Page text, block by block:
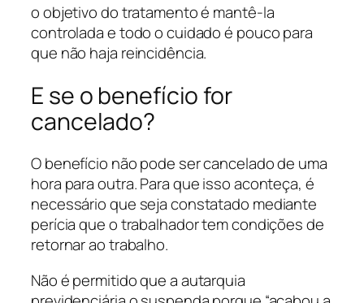
o objetivo do tratamento é mantê-la
controlada e todo o cuidado é pouco para
que não haja reincidência.
E se o benefício for
cancelado?
O benefício não pode ser cancelado de uma
hora para outra. Para que isso aconteça, é
necessário que seja constatado mediante
perícia que o trabalhador tem condições de
retornar ao trabalho.
Não é permitido que a autarquia